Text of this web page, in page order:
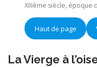
XIIIème siècle, époque
Haut de page
La Vierge à